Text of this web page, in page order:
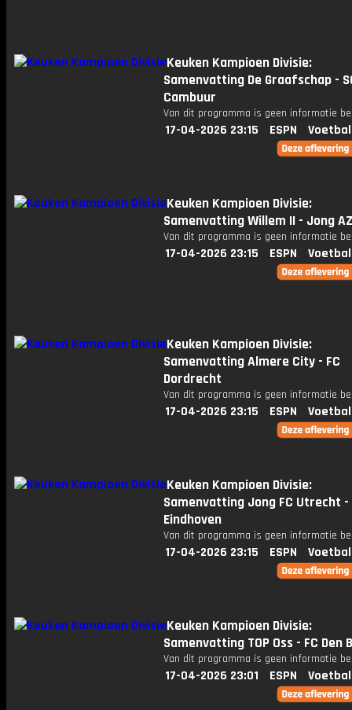
Keuken Kampioen Divisie:
Samenvatting De Graafschap -
Cambuur
Van dit programma is geen informatie
17-04-2026 23:15 ESPN
Keuken Kampioen Divisie:
Samenvatting Willem II - Jong AZ
Van dit programma is geen informatie
17-04-2026 23:15 ESPN
Keuken Kampioen Divisie:
Samenvatting Almere City - FC
Dordrecht
Van dit programma is geen informatie
17-04-2026 23:15 ESPN
Keuken Kampioen Divisie:
Samenvatting Jong FC Utrecht -
Eindhoven
Van dit programma is geen informatie
17-04-2026 23:15 ESPN
Keuken Kampioen Divisie:
Samenvatting TOP Oss - FC Den
Van dit programma is geen informatie
17-04-2026 23:01 ESPN